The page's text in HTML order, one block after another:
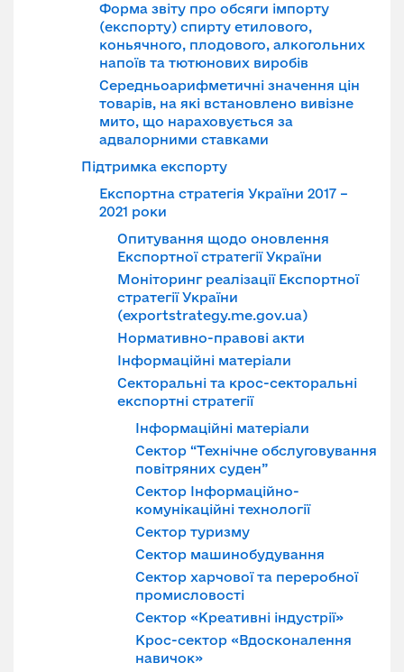
Форма звіту про обсяги імпорту
(експорту) спирту етилового,
коньячного, плодового, алкогольних
напоїв та тютюнових виробів
Середньоарифметичні значення цін
товарів, на які встановлено вивізне
мито, що нараховується за
адвалорними ставками
Підтримка експорту
Експортна стратегія України 2017 –
2021 роки
Опитування щодо оновлення
Експортної стратегії України
Моніторинг реалізації Експортної
стратегії України
(exportstrategy.me.gov.ua)
Нормативно-правові акти
Інформаційні матеріали
Секторальні та крос-секторальні
експортні стратегії
Інформаційні матеріали
Сектор “Технічне обслуговування
повітряних суден”
Сектор Інформаційно-
комунікаційні технології
Сектор туризму
Сектор машинобудування
Сектор харчової та переробної
промисловості
Cектор «Креативні індустрії»
Крос-сектор «Вдосконалення
навичок»